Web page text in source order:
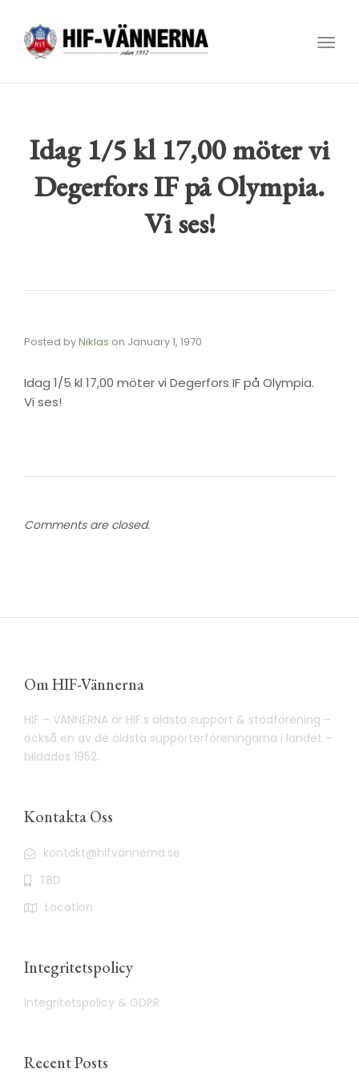
Idag 1/5 kl 17,00 möter vi
Degerfors IF på Olympia.
Vi ses!
Posted byNiklas on January 1, 1970
Idag 1/5 kl 17,00 möter vi Degerfors IF på Olympia.
Vi ses!
Comments are closed.
Om HIF-Vännerna
HIF – VÄNNERNA är HIF:s äldsta support & stödförening –
också en av de äldsta supporterföreningarna i landet –
bildades 1952.
Kontakta Oss
kontakt@hifvännerna.se
TBD
Location
Integritetspolicy
Integritetspolicy & GDPR
Recent Posts